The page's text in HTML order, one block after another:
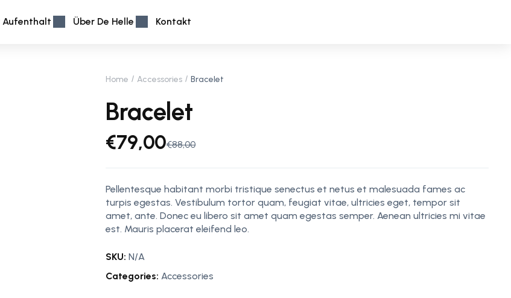
Aufenthalt Über De Helle Kontakt
Home Accessories Bracelet
Bracelet
€88,00
€79,00
Pellentesque habitant morbi tristique senectus et netus et malesuada fames ac
turpis egestas. Vestibulum tortor quam, feugiat vitae, ultricies eget, tempor sit
amet, ante. Donec eu libero sit amet quam egestas semper. Aenean ultricies mi vitae
est. Mauris placerat eleifend leo.
SKU: N/A
Categories: Accessories